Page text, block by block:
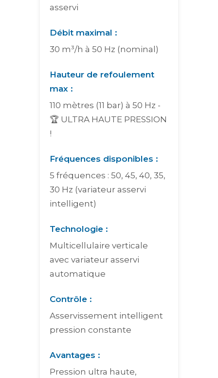
asservi
Débit maximal :
30 m³/h à 50 Hz (nominal)
Hauteur de refoulement
max :
110 mètres (11 bar) à 50 Hz -
🏆 ULTRA HAUTE PRESSION
!
Fréquences disponibles :
5 fréquences : 50, 45, 40, 35,
30 Hz (variateur asservi
intelligent)
Technologie :
Multicellulaire verticale
avec variateur asservi
automatique
Contrôle :
Asservissement intelligent
pression constante
Avantages :
Pression ultra haute,